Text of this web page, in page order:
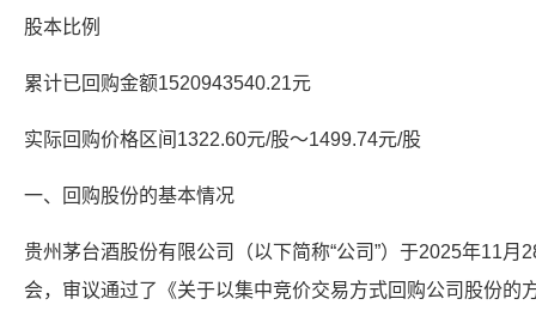
股本比例
累计已回购金额1520943540.21元
实际回购价格区间1322.60元/股～1499.74元/股
一、回购股份的基本情况
贵州茅台酒股份有限公司（以下简称“公司”）于2025年11月
会，审议通过了《关于以集中竞价交易方式回购公司股份的